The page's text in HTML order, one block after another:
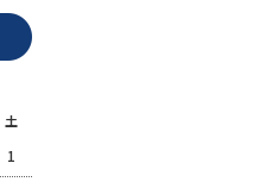
土
1